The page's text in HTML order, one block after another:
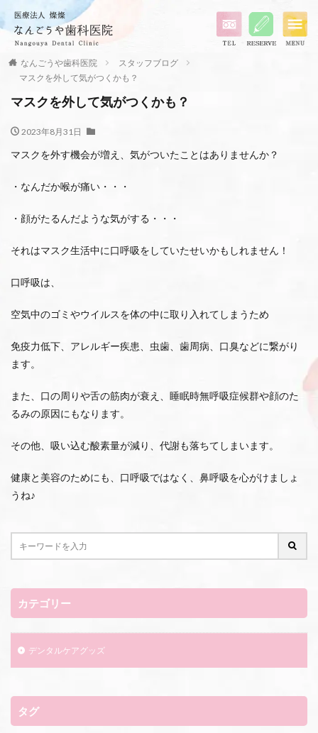
なんごうや歯科医院
スタッフブログ
マスクを外して気がつくかも？
マスクを外して気がつくかも？
2023年8月31日
マスクを外す機会が増え、気がついたことはありませんか？
・なんだか喉が痛い・・・
・顔がたるんだような気がする・・・
それはマスク生活中に口呼吸をしていたせいかもしれません！
口呼吸は、
空気中のゴミやウイルスを体の中に取り入れてしまうため
免疫力低下、アレルギー疾患、虫歯、歯周病、口臭などに繋がり
ます。
また、口の周りや舌の筋肉が衰え、睡眠時無呼吸症候群や顔のた
るみの原因にもなります。
その他、吸い込む酸素量が減り、代謝も落ちてしまいます。
健康と美容のためにも、口呼吸ではなく、鼻呼吸を心がけましょ
うね♪
カテゴリー
デンタルケアグッズ
タグ